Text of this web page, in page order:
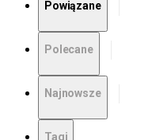
Powiązane
Polecane
Najnowsze
Tagi